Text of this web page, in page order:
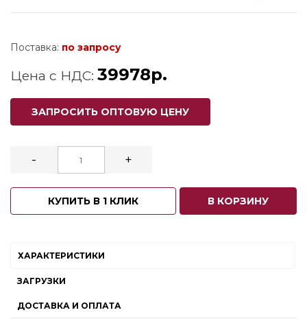
Поставка: по запросу
Цена с НДС: 39978р.
ЗАПРОСИТЬ ОПТОВУЮ ЦЕНУ
- +
КУПИТЬ В 1 КЛИК В КОРЗИНУ
ХАРАКТЕРИСТИКИ
ЗАГРУЗКИ
ДОСТАВКА И ОПЛАТА